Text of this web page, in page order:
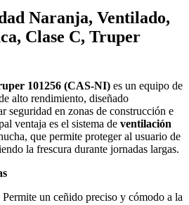
Naranja, Ventilado,
Clase C, Truper
101256 (CAS-NI) es un equipo de
alto rendimiento, diseñado
seguridad en zonas de construcción e
ventaja es el sistema de ventilación
que permite proteger al usuario de
la frescura durante jornadas largas.
Permite un ceñido preciso y cómodo a la